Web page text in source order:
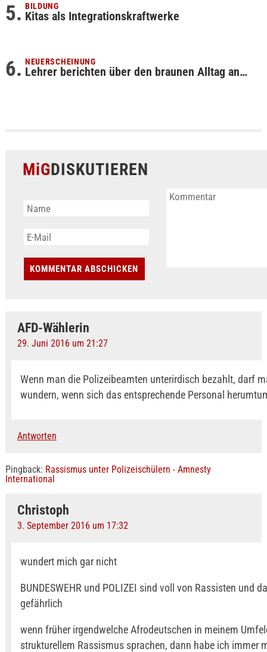
BILDUNG
Kitas als Integrationskraftwerke
NEUERSCHEINUNG
Lehrer berichten über den braunen Alltag an…
MiGDISKUTIEREN
AFD-Wählerin
29. Juni 2016 um 21:27
Wenn man die Polizeibeamten unterirdisch bezahlt, darf
wundern, wenn sich das entsprechende Personal
Antworten
Pingback: Rassismus unter Polizeischülern - Amnesty
International
Christoph
3. September 2016 um 17:32
wundert mich gar nicht
BUNDESWEHR und POLIZEI sind voll von Rassisten und
gefährlich
wenn früher irgendwelche Afrodeutschen in meinem
strukturellem Rassismus sprachen, dann habe ich immer